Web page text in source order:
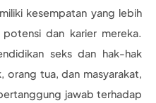
kesempatan yang lebih
dan karier mereka.
seks dan hak-hak
orang tua, dan masyarakat,
jawab terhadap